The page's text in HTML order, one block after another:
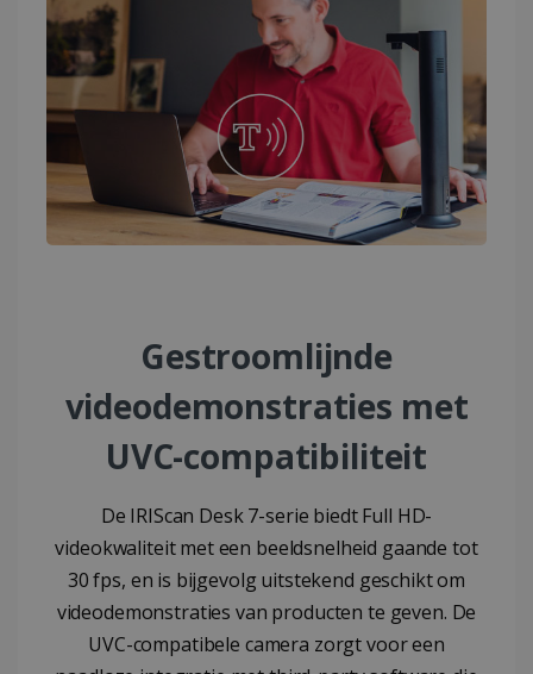
Gestroomlijnde
videodemonstraties met
UVC-compatibiliteit
De IRIScan Desk 7-serie biedt Full HD-
videokwaliteit met een beeldsnelheid gaande tot
30 fps, en is bijgevolg uitstekend geschikt om
videodemonstraties van producten te geven. De
UVC-compatibele camera zorgt voor een